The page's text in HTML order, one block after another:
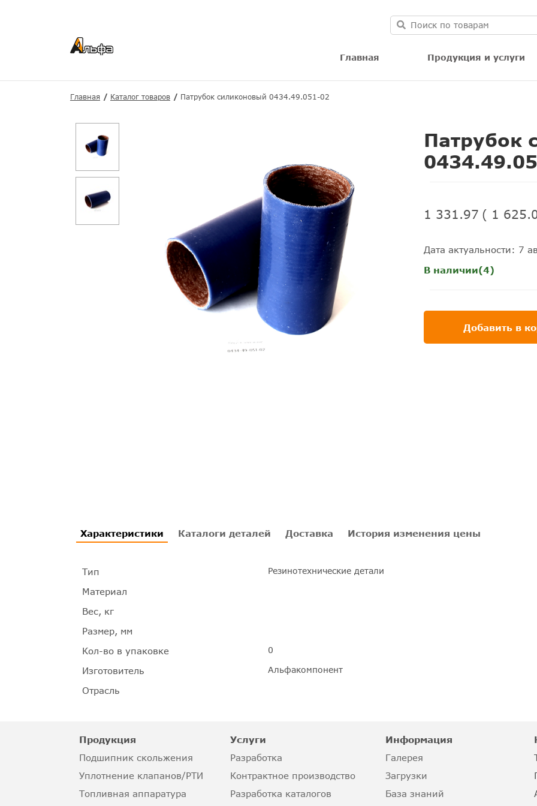
Главная Продукция и услуги
Главная Каталог товаров Патрубок силиконовый 0434.49.051-02
Патрубок
1 331.97 ( 1
Дата актуальности: 7
В наличии(4)
Добавить в
Характеристики Каталоги деталей Доставка История изменения цены
Тип Резинотехнические детали
Материал
Вес, кг
Размер, мм
Кол-во в упаковке
0
Изготовитель Альфакомпонент
Отрасль
Продукция
Подшипник скольжения
Уплотнение клапанов/РТИ
Топливная аппаратура
Услуги
Разработка
Контрактное производство
Разработка каталогов
Информация
Галерея
Загрузки
База знаний